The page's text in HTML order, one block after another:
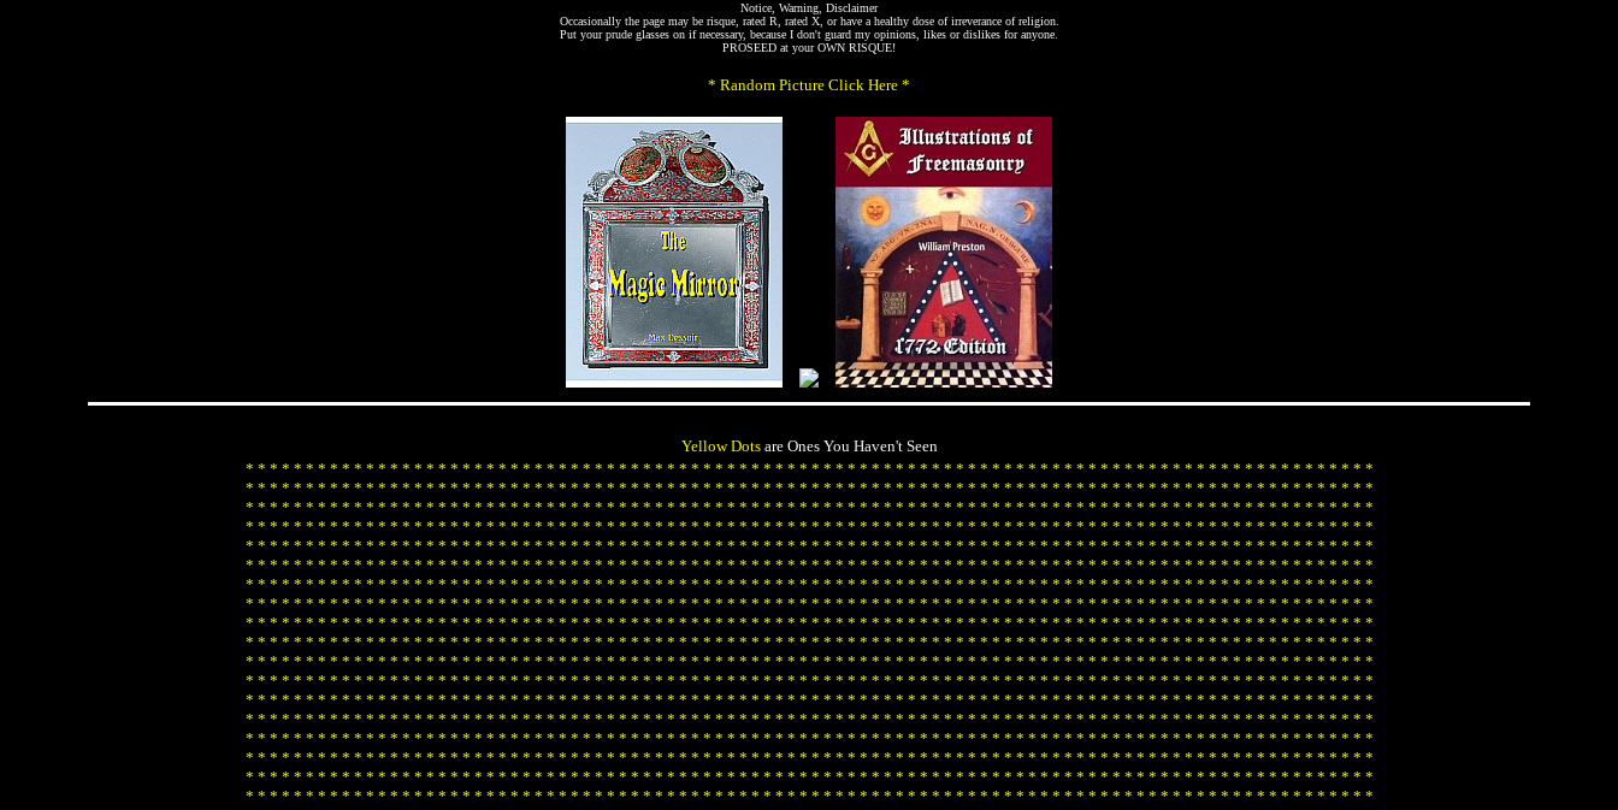
Notice, Warning, Disclaimer
Occasionally the page may be risque, rated R, rated X, or have a healthy dose of irreverance of religion.
Put your prude glasses on if necessary, because I don't guard my opinions, likes or dislikes for anyone.
PROSEED at your OWN RISQUE!
* Random Picture Click Here *
Yellow Dotsare Ones You Haven't Seen
* * * * * * * * * * * * * * * * * * * * * * * * * * * * * * * * * * * * * * * * * * * * * * * * * * * * * * * * * * * * * * * * * * * * * * * * * * * * * * * * * * * * * * * * * * * * * *
* * * * * * * * * * * * * * * * * * * * * * * * * * * * * * * * * * * * * * * * * * * * * * * * * * * * * * * * * * * * * * * * * * * * * * * * * * * * * * * * * * * * * * * * * * * * * *
* * * * * * * * * * * * * * * * * * * * * * * * * * * * * * * * * * * * * * * * * * * * * * * * * * * * * * * * * * * * * * * * * * * * * * * * * * * * * * * * * * * * * * * * * * * * * *
* * * * * * * * * * * * * * * * * * * * * * * * * * * * * * * * * * * * * * * * * * * * * * * * * * * * * * * * * * * * * * * * * * * * * * * * * * * * * * * * * * * * * * * * * * * * * *
* * * * * * * * * * * * * * * * * * * * * * * * * * * * * * * * * * * * * * * * * * * * * * * * * * * * * * * * * * * * * * * * * * * * * * * * * * * * * * * * * * * * * * * * * * * * * *
* * * * * * * * * * * * * * * * * * * * * * * * * * * * * * * * * * * * * * * * * * * * * * * * * * * * * * * * * * * * * * * * * * * * * * * * * * * * * * * * * * * * * * * * * * * * * *
* * * * * * * * * * * * * * * * * * * * * * * * * * * * * * * * * * * * * * * * * * * * * * * * * * * * * * * * * * * * * * * * * * * * * * * * * * * * * * * * * * * * * * * * * * * * * *
* * * * * * * * * * * * * * * * * * * * * * * * * * * * * * * * * * * * * * * * * * * * * * * * * * * * * * * * * * * * * * * * * * * * * * * * * * * * * * * * * * * * * * * * * * * * * *
* * * * * * * * * * * * * * * * * * * * * * * * * * * * * * * * * * * * * * * * * * * * * * * * * * * * * * * * * * * * * * * * * * * * * * * * * * * * * * * * * * * * * * * * * * * * * *
* * * * * * * * * * * * * * * * * * * * * * * * * * * * * * * * * * * * * * * * * * * * * * * * * * * * * * * * * * * * * * * * * * * * * * * * * * * * * * * * * * * * * * * * * * * * * *
* * * * * * * * * * * * * * * * * * * * * * * * * * * * * * * * * * * * * * * * * * * * * * * * * * * * * * * * * * * * * * * * * * * * * * * * * * * * * * * * * * * * * * * * * * * * * *
* * * * * * * * * * * * * * * * * * * * * * * * * * * * * * * * * * * * * * * * * * * * * * * * * * * * * * * * * * * * * * * * * * * * * * * * * * * * * * * * * * * * * * * * * * * * * *
* * * * * * * * * * * * * * * * * * * * * * * * * * * * * * * * * * * * * * * * * * * * * * * * * * * * * * * * * * * * * * * * * * * * * * * * * * * * * * * * * * * * * * * * * * * * * *
* * * * * * * * * * * * * * * * * * * * * * * * * * * * * * * * * * * * * * * * * * * * * * * * * * * * * * * * * * * * * * * * * * * * * * * * * * * * * * * * * * * * * * * * * * * * * *
* * * * * * * * * * * * * * * * * * * * * * * * * * * * * * * * * * * * * * * * * * * * * * * * * * * * * * * * * * * * * * * * * * * * * * * * * * * * * * * * * * * * * * * * * * * * * *
* * * * * * * * * * * * * * * * * * * * * * * * * * * * * * * * * * * * * * * * * * * * * * * * * * * * * * * * * * * * * * * * * * * * * * * * * * * * * * * * * * * * * * * * * * * * * *
* * * * * * * * * * * * * * * * * * * * * * * * * * * * * * * * * * * * * * * * * * * * * * * * * * * * * * * * * * * * * * * * * * * * * * * * * * * * * * * * * * * * * * * * * * * * * *
* * * * * * * * * * * * * * * * * * * * * * * * * * * * * * * * * * * * * * * * * * * * * * * * * * * * * * * * * * * * * * * * * * * * * * * * * * * * * * * * * * * * * * * * * * * * * *